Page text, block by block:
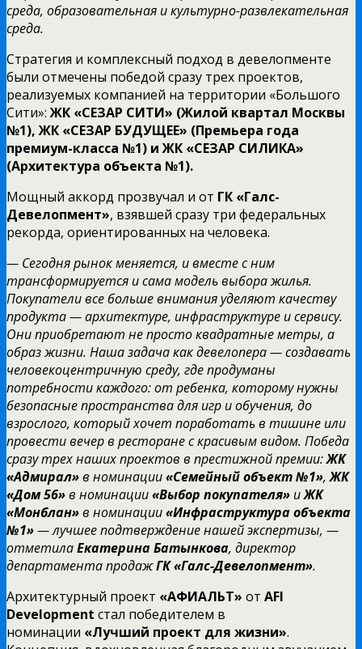
среда, образовательная и культурно-развлекательная
среда.
Стратегия и комплексный подход в девелопменте
были отмечены победой сразу трех проектов,
реализуемых компанией на территории «Большого
Сити»:ЖК «СЕЗАР СИТИ» (Жилой квартал Москвы
№1), ЖК «СЕЗАР БУДУЩЕЕ» (Премьера года
премиум-класса №1) и ЖК «СЕЗАР СИЛИКА»
(Архитектура объекта №1).
Мощный аккорд прозвучал и от ГК «Галс-
Девелопмент», взявшей сразу три федеральных
рекорда, ориентированных на человека.
— Сегодня рынок меняется, и вместе с ним
трансформируется и сама модель выбора жилья.
Покупатели все больше внимания уделяют качеству
продукта — архитектуре, инфраструктуре и сервису.
Они приобретают не просто квадратные метры, а
образ жизни. Наша задача как девелопера — создавать
человекоцентричную среду, где продуманы
потребности каждого: от ребенка, которому нужны
безопасные пространства для игр и обучения, до
взрослого, который хочет поработать в тишине или
провести вечер в ресторане с красивым видом. Победа
сразу трех наших проектов в престижной премии:ЖК
«Адмирал»в номинации«Семейный объект №1»,ЖК
«Дом 56»в номинации«Выбор покупателя» иЖК
«Монблан»в номинации«Инфраструктура объекта
№1»— лучшее подтверждение нашей экспертизы, —
отметилаЕкатерина Батынкова, директор
департамента продажГК «Галс-Девелопмент».
Архитектурный проект «АФИАЛЬТ» от AFI
Development стал победителем в
номинации «Лучший проект для жизни».